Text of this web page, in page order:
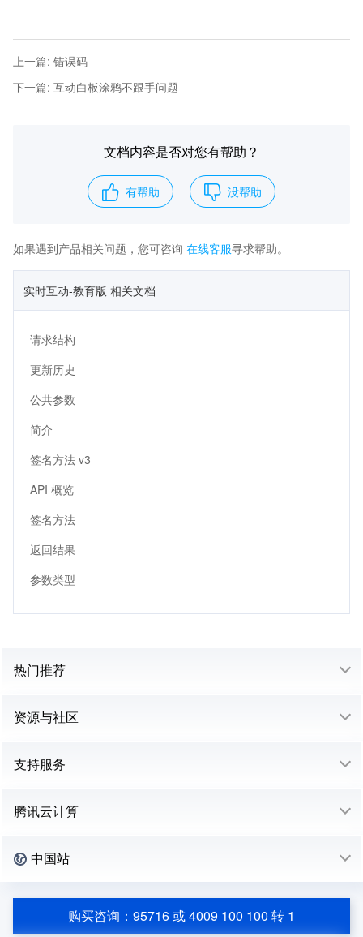
上一篇: 错误码
下一篇: 互动白板涂鸦不跟手问题
文档内容是否对您有帮助？
有帮助 没帮助
如果遇到产品相关问题，您可咨询 在线客服寻求帮助。
实时互动-教育版 相关文档
请求结构
更新历史
公共参数
简介
签名方法 v3
API 概览
签名方法
返回结果
参数类型
热门推荐
资源与社区
支持服务
腾讯云计算
中国站
购买咨询：95716 或 4009 100 100 转 1